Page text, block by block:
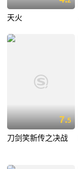
天火
7.5
刀剑笑新传之决战